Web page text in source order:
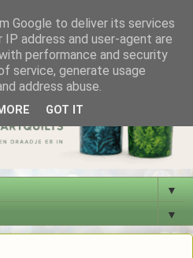
▼
▼
Google to deliver its services
address and user-agent are
performance and security
service, generate usage
address abuse.
GOT IT